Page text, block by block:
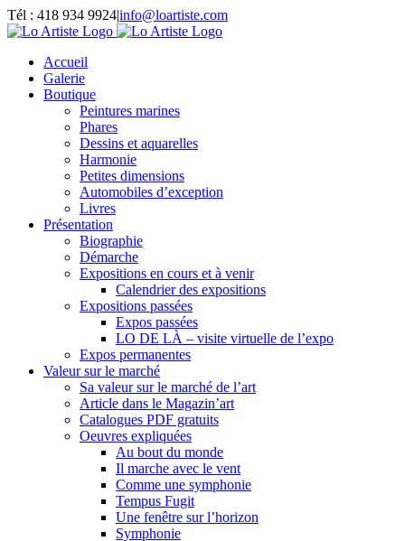
Passer
au
Tél : 418 934 9924|info@loartiste.com
Facebook
Instagram
Email
Pinterest
YouTube
Accueil
Galerie
Boutique
Peintures marines
Phares
Dessins et aquarelles
Harmonie
Petites dimensions
Automobiles d’exception
Livres
Présentation
Biographie
Démarche
Expositions en cours et à venir
Calendrier des expositions
Expositions passées
Expos passées
LO DE LÀ – visite virtuelle de l’expo
Expos permanentes
Valeur sur le marché
Sa valeur sur le marché de l’art
Article dans le Magazin’art
Catalogues PDF gratuits
Oeuvres expliquées
Au bout du monde
Il marche avec le vent
Comme une symphonie
Tempus Fugit
Une fenêtre sur l’horizon
Symphonie